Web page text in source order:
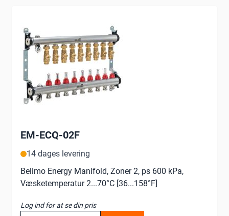
EM-ECQ-02F
14 dages levering
Belimo Energy Manifold, Zoner 2, ps 600 kPa,
Væsketemperatur 2...70°C [36...158°F]
Log ind for at se din pris